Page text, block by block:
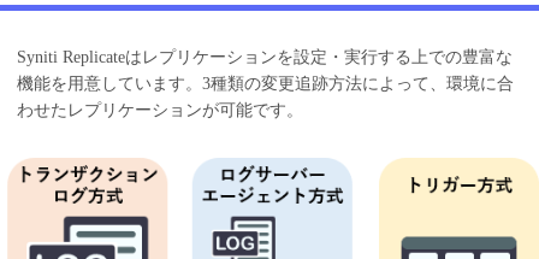
Syniti Replicateはレプリケーションを設定・実行する上での豊富な
機能を用意しています。3種類の変更追跡方法によって、環境に合
わせたレプリケーションが可能です。